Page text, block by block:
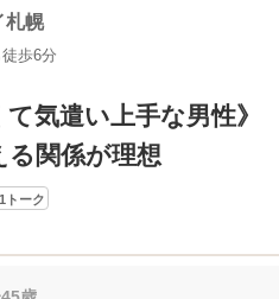
札幌
歩6分
て気遣い上手な男性》
る関係が理想
トーク